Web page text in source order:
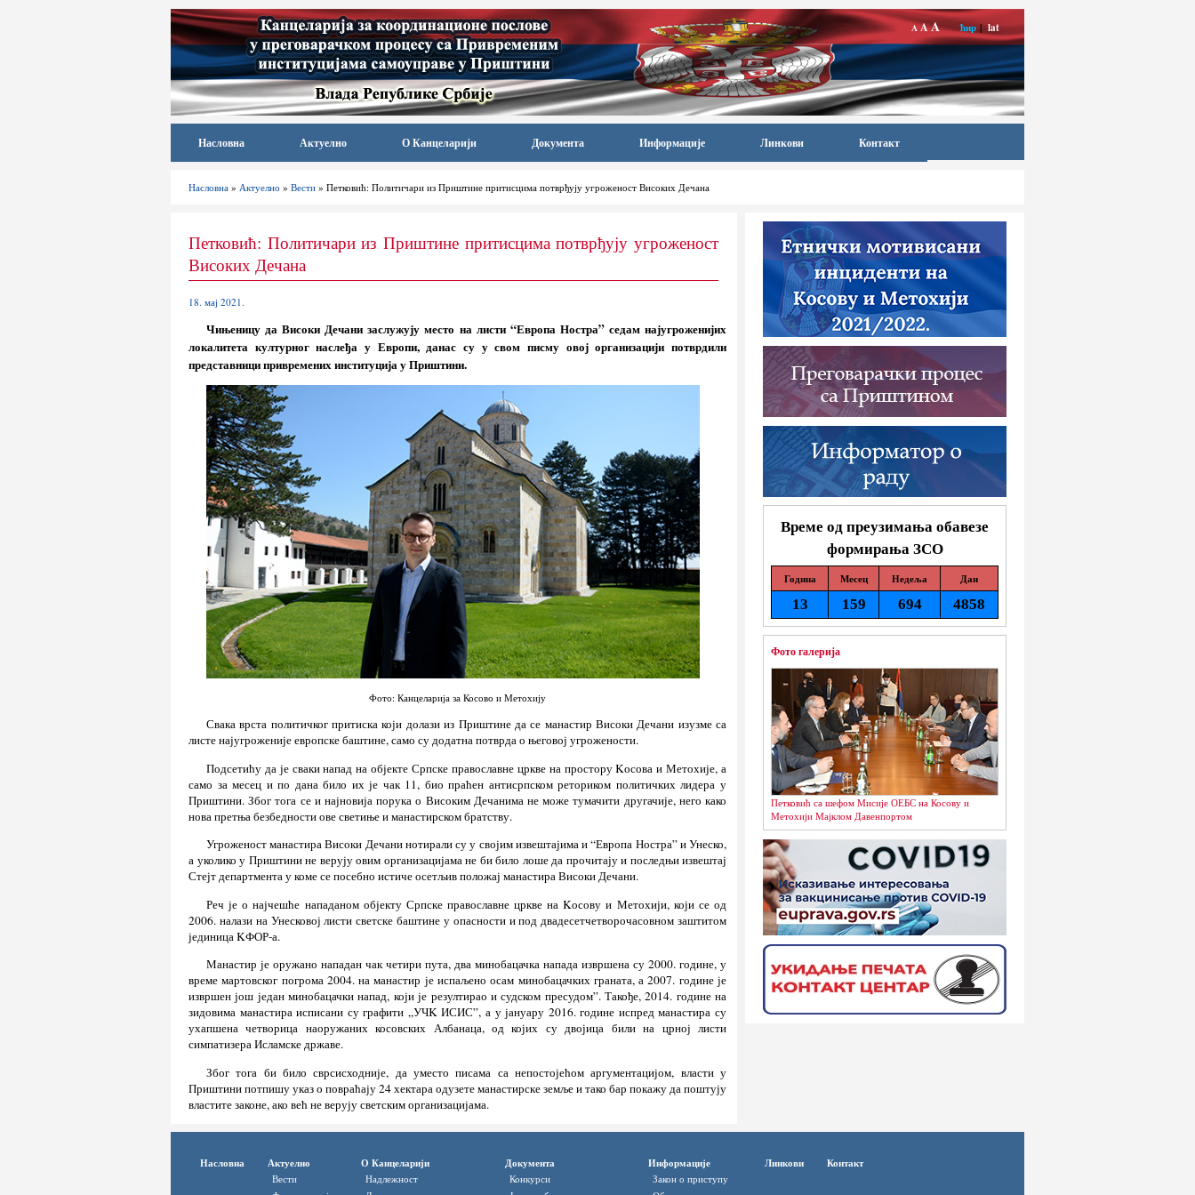
A AA ћир|lat
Насловна Актуелно О Канцеларији Документа Информације Линкови Контакт
Насловна » Актуелно » Вести » Петковић: Политичари из Приштине притисцима потврђују угроженост Високих Дечана
Време од преузимања обавезе
формирања ЗСО
Година Месец Недеља Дан
13 159 694 4858
Фото галерија
Петковић са шефом Мисије ОЕБС на Косову и
Метохији Мајклом Давенпортом
Петковић: Политичари из Приштине притисцима потврђују угроженост
Високих Дечана
18. мај 2021.
Чињеницу да Високи Дечани заслужују место на листи “Европа Ностра” седам најугроженијих
локалитета културног наслеђа у Европи, данас су у свом писму овој организацији потврдили
представници привремених институција у Приштини.
Фото: Канцеларија за Косово и Метохију
Свака врста политичког притиска који долази из Приштине да се манастир Високи Дечани изузме са
листе најугроженије европске баштине, само су додатна потврда о његовој угрожености.
Подсетићу да је сваки напад на објекте Српске православне цркве на простору Kосова и Метохије, а
само за месец и по дана било их је чак 11, био праћен антисрпском реториком политичких лидера у
Приштини. Због тога се и најновија порука о Високим Дечанима не може тумачити другачије, него како
нова претња безбедности ове светиње и манастирском братству.
Угроженост манастира Високи Дечани нотирали су у својим извештајима и “Европа Ностра” и Унеско,
а уколико у Приштини не верују овим организацијама не би било лоше да прочитају и последњи извештај
Стејт департмента у коме се посебно истиче осетљив положај манастира Високи Дечани.
Реч је о најчешће нападаном објекту Српске православне цркве на Kосову и Метохији, који се од
2006. налази на Унесковој листи светске баштине у опасности и под двадесетчетворочасовном заштитом
јединица KФОР-а.
Манастир је оружано нападан чак четири пута, два минобацачка напада извршена су 2000. године, у
време мартовског погрома 2004. на манастир је испаљено осам минобацачких граната, а 2007. године је
извршен још један минобацачки напад, који је резултирао и судском пресудом”. Такође, 2014. године на
зидовима манастира исписани су графити „УЧK ИСИС”, а у јануару 2016. године испред манастира су
ухапшена четворица наоружаних косовских Албанаца, од којих су двојица били на црној листи
симпатизера Исламске државе.
Због тога би било сврсисходније, да уместо писама са непостојећом аргументацијом, власти у
Приштини потпишу указ о повраћају 24 хектара одузете манастирске земље и тако бар покажу да поштују
властите законе, ако већ не верују светским организацијама.
Насловна Актуелно
Вести
О Канцеларији
Надлежност
Документа
Конкурси
Информације
Закон о приступу
Линкови Контакт